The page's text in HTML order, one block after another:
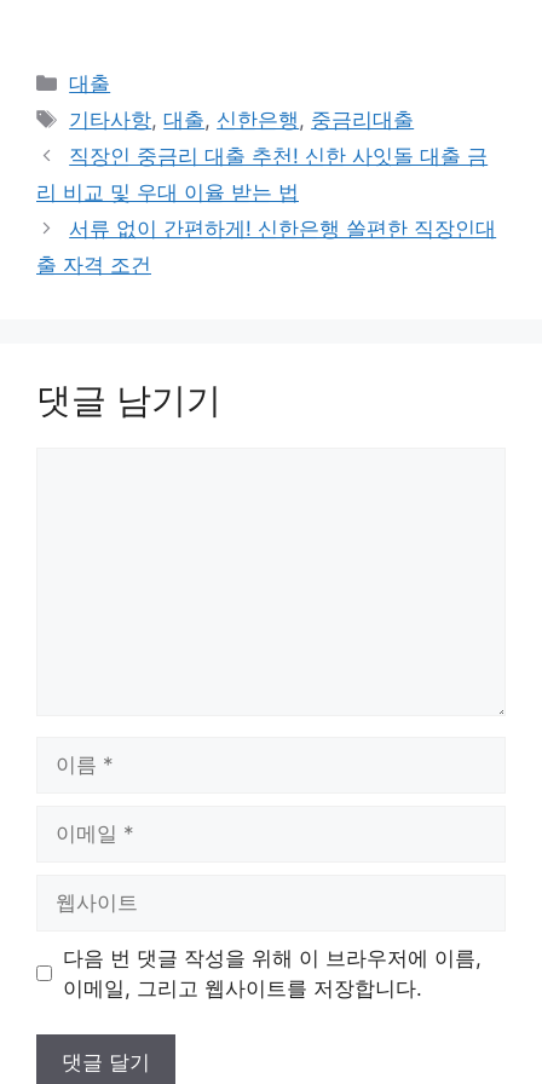
카
테
고
리
대출
태
그
기타사항,대출, 신한은행 , 중금리대출
직장인 중금리 대출 추천! 신한 사잇돌 대출 금
리 비교 및 우대 이율 받는 법
서류 없이 간편하게! 신한은행 쏠편한 직장인대
출 자격 조건
댓글 남기기
트
다음 번 댓글 작성을 위해 이 브라우저에 이름,
이메일, 그리고 웹사이트를 저장합니다.